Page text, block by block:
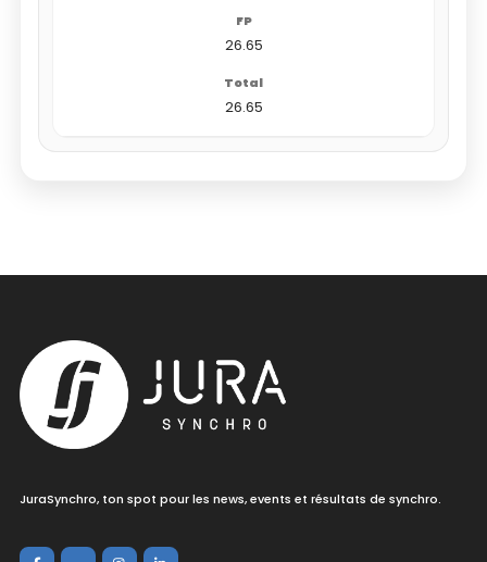
26.65
26.65
JuraSynchro, ton spot pour les news, events et résultats de synchro.